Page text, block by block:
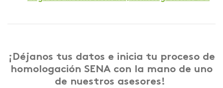
¡Déjanos tus datos e inicia tu proceso de
homologación SENA con la mano de uno
de nuestros asesores!